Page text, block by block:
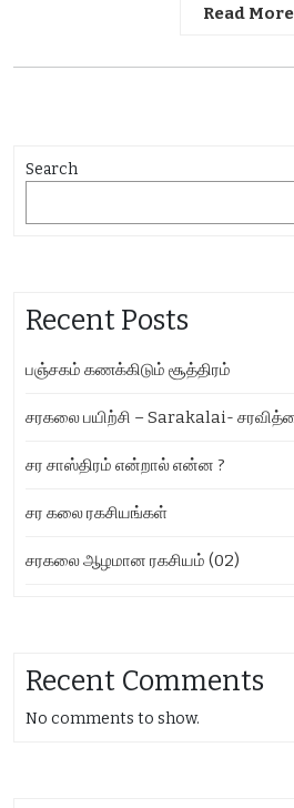
Read More
Search
Recent Posts
பஞ்சகம் கணக்கிடும் சூத்திரம்
சரகலை பயிற்சி – Sarakalai-
சர சாஸ்திரம் என்றால் என்ன ?
சர கலை ரகசியங்கள்
சரகலை ஆழமான ரகசியம் (02)
Recent Comments
No comments to show.